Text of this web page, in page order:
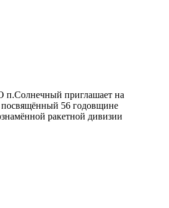
приглашает на
56 годовщине
ракетной дивизии